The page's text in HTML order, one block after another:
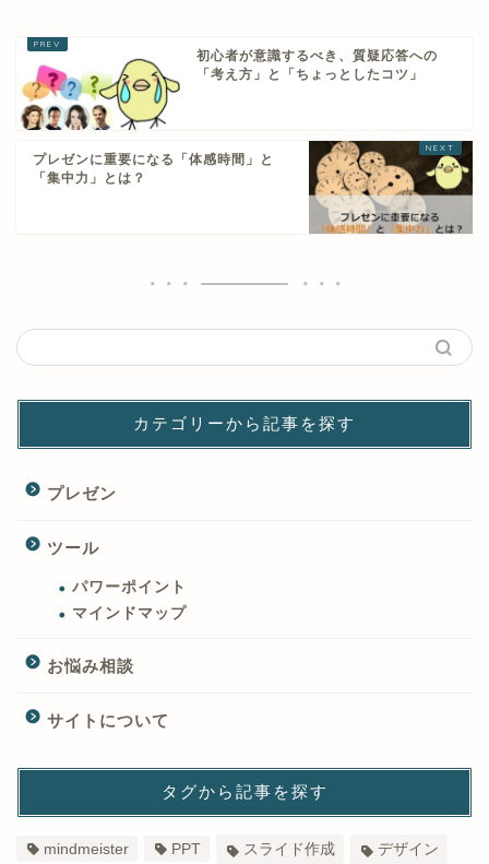
初心者が意識するべき、質疑応答への
「考え方」と「ちょっとしたコツ」
プレゼンに重要になる「体感時間」と
「集中力」とは？
カテゴリーから記事を探す
プレゼン
ツール
パワーポイント
マインドマップ
お悩み相談
サイトについて
タグから記事を探す
mindmeister PPT スライド作成
デザイン